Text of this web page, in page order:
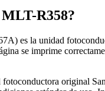
R358?
es la unidad
se imprime
original